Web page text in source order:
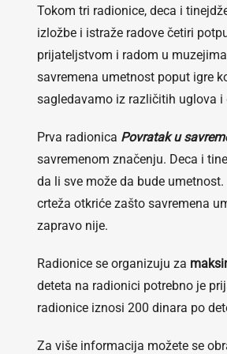
Tokom tri radionice, deca i
izložbe i istraže radove četiri
prijateljstvom i radom u
savremena umetnost poput igre
sagledavamo iz različitih uglova
Prva radionica Povratak u
savremenom značenju. Deca i
da li sve može da bude
crteža otkriće zašto savremena
zapravo nije.
Radionice se organizuju za
deteta na radionici potrebno je
radionice iznosi 200 dinara po
Za više informacija možete se